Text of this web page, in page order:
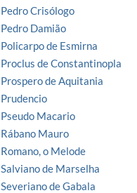
Pedro Crisólogo
Pedro Damião
Policarpo de Esmirna
Proclus de Constantinopla
Prospero de Aquitania
Prudencio
Pseudo Macario
Rábano Mauro
Romano, o Melode
Salviano de Marselha
Severiano de Gabala